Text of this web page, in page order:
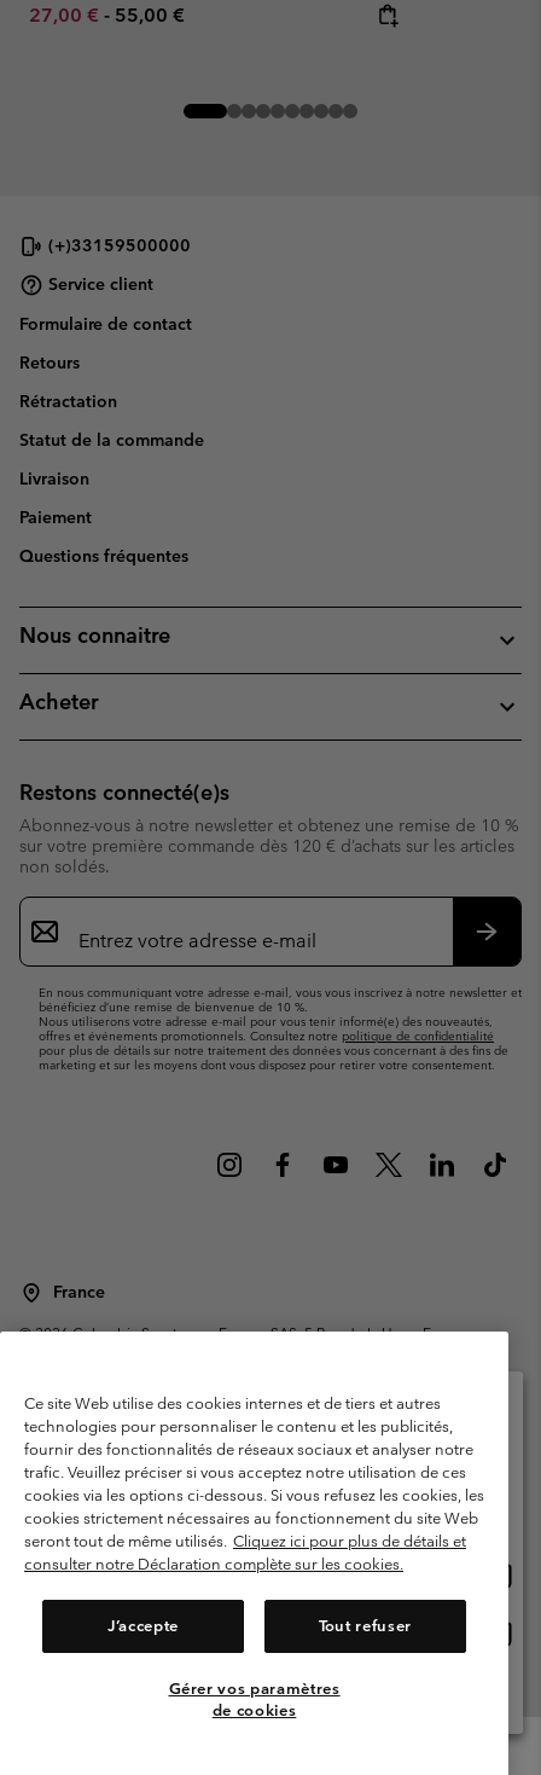
Minimum sale price:
27,00 € - Maximum price:
55,00 €
(+)33159500000
Service client
Formulaire de contact
Retours
Rétractation
Statut de la commande
Livraison
Paiement
Questions fréquentes
Nous connaitre
Acheter
Restons connecté(e)s
Abonnez-vous à notre newsletter et obtenez une remise de 10 %
sur votre première commande dès 120 € d’achats sur les articles
non soldés.
Inscription
par
e-
En nous communiquant votre adresse e-mail, vous vous inscrivez à notre newsletter et
bénéficiez d’une remise de bienvenue de 10 %.
Nous utiliserons votre adresse e-mail pour vous tenir informé(e) des nouveautés,
offres et événements promotionnels. Consultez notre politique de confidentialité
pour plus de détails sur notre traitement des données vous concernant à des fins de
marketing et sur les moyens dont vous disposez pour retirer votre consentement.
France
©2026Columbia Sportswear Europe SAS. 5 Rue de la Haye, Espace
Garanties Légales
Politique de confidentialité
Conditions d'utilisation - Membres
Conditions D'utilisation - Contenu généré par l'utilisateur
Impressum
Cookies
Public CBCR
Ce site Web utilise des cookies internes et de tiers et autres
technologies pour personnaliser le contenu et les publicités,
fournir des fonctionnalités de réseaux sociaux et analyser notre
trafic. Veuillez préciser si vous acceptez notre utilisation de ces
cookies via les options ci-dessous. Si vous refusez les cookies, les
cookies strictement nécessaires au fonctionnement du site Web
seront tout de même utilisés. Cliquez ici pour plus de détails et
consulter notre Déclaration complète sur les cookies.
J’accepte Tout refuser
Gérer vos paramètres
de cookies
Veuillez sélectionner votre pays d’expédition et
votre langue
Achats en ligne disponibles
United States
ligne
France
Voir Tous Les Pays